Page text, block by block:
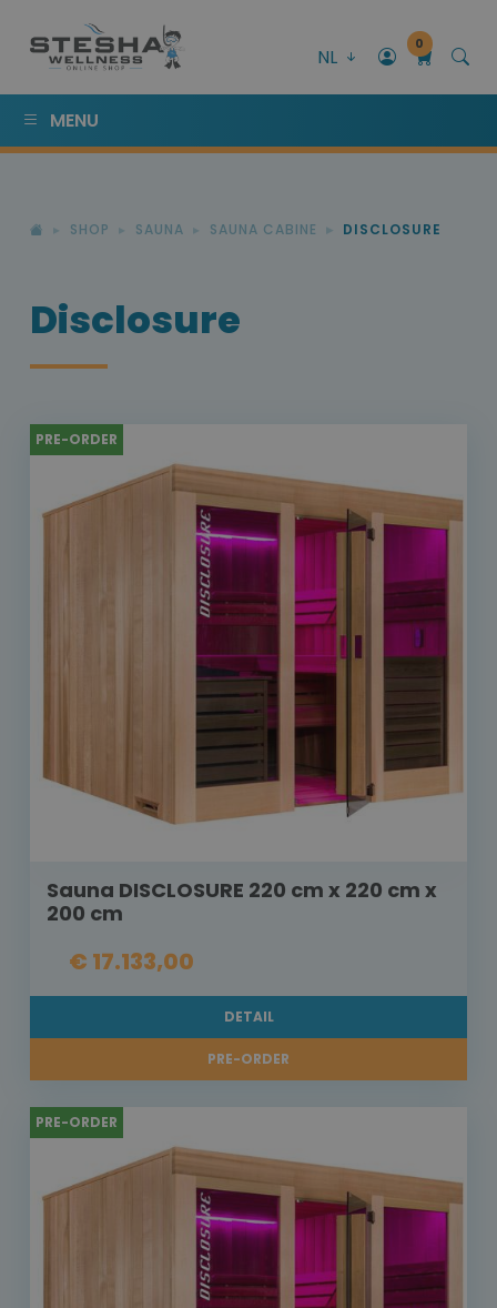
NL
0
MENU
SHOP SAUNA SAUNA CABINE DISCLOSURE
Disclosure
PRE-ORDER
Sauna DISCLOSURE 220 cm x 220 cm x
200 cm
€ 17.133,00
DETAIL
PRE-ORDER
PRE-ORDER